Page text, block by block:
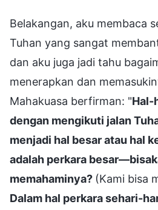
Belakangan, aku membaca
Tuhan yang sangat
dan aku juga jadi tahu
menerapkan dan
Mahakuasa berfirman: "Hal-
dengan mengikuti jalan
menjadi hal besar atau hal
adalah perkara
memahaminya? (Kami bisa
Dalam hal perkara sehari-